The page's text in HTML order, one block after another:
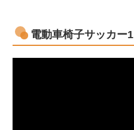
電動車椅子サッカー1